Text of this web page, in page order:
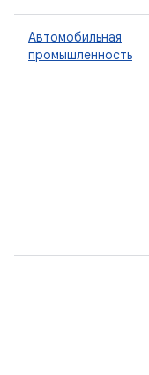
Автомобильная
промышленность